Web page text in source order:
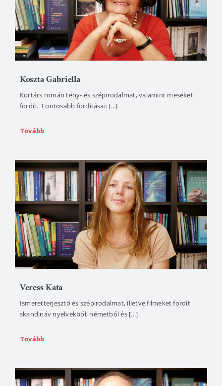
Koszta Gabriella
Kortárs román tény- és szépirodalmat, valamint meséket
fordít. Fontosabb fordításai: [...]
Tovább
Veress Kata
Ismeretterjesztő és szépirodalmat, illetve filmeket fordít
skandináv nyelvekből, németből és [...]
Tovább